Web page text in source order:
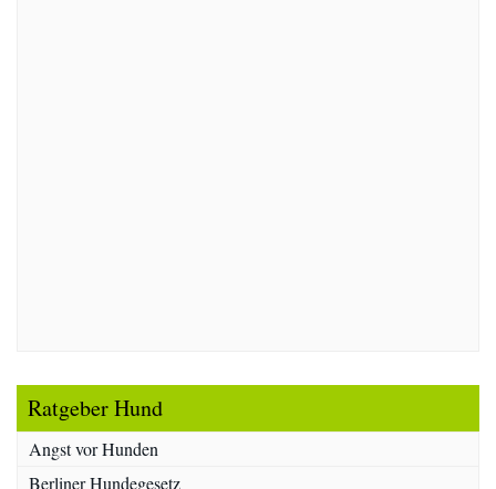
Ratgeber Hund
Angst vor Hunden
Berliner Hundegesetz